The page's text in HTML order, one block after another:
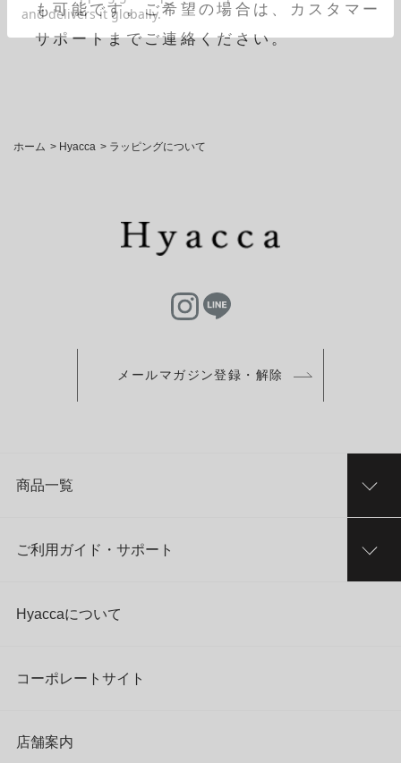
も可能です。ご希望の場合は、カスタマー
サポートまでご連絡ください。
ホーム > Hyacca > ラッピングについて
メールマガジン登録・解除
商品一覧
ご利用ガイド・サポート
Hyaccaについて
コーポレートサイト
店舗案内